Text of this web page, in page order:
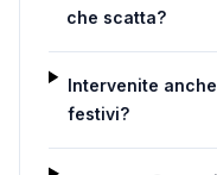
che scatta?
Intervenite
festivi?